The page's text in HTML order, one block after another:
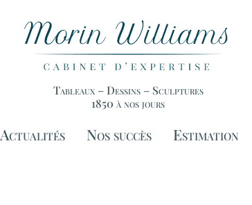
Tableaux – Dessins – Sculptures
1850 à nos jours
Actualités Nos succès Estimation